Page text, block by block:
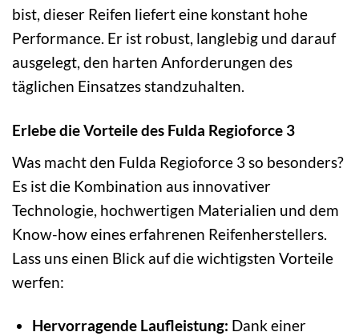
bist, dieser Reifen liefert eine konstant hohe
Performance. Er ist robust, langlebig und darauf
ausgelegt, den harten Anforderungen des
täglichen Einsatzes standzuhalten.
Erlebe die Vorteile des Fulda Regioforce 3
Was macht den Fulda Regioforce 3 so besonders?
Es ist die Kombination aus innovativer
Technologie, hochwertigen Materialien und dem
Know-how eines erfahrenen Reifenherstellers.
Lass uns einen Blick auf die wichtigsten Vorteile
werfen:
Hervorragende Laufleistung: Dank einer